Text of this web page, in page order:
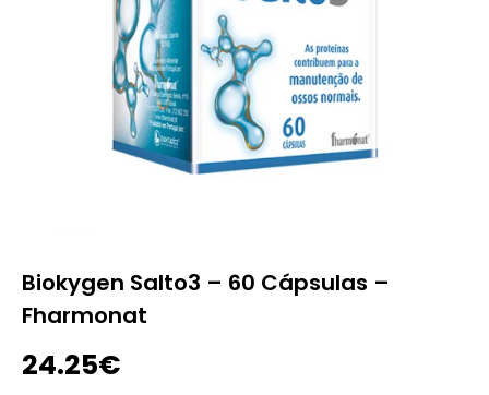
Biokygen Salto3 – 60 Cápsulas –
Fharmonat
24.25€